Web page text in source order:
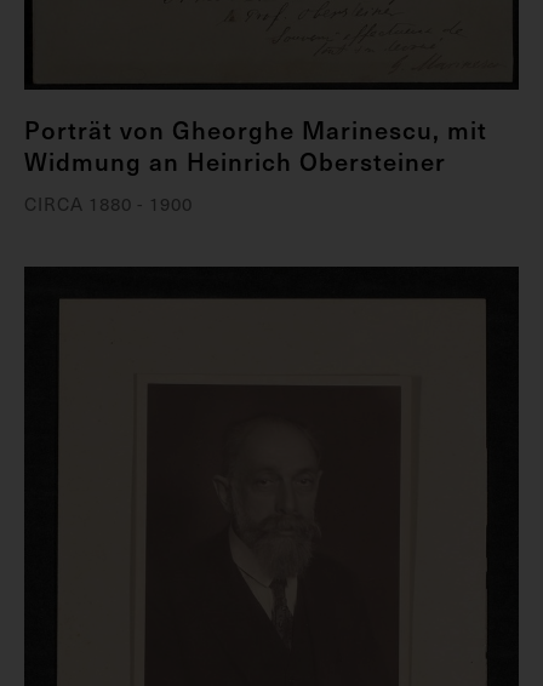
Porträt von Gheorghe Marinescu, mit
Widmung an Heinrich Obersteiner
CIRCA 1880 - 1900